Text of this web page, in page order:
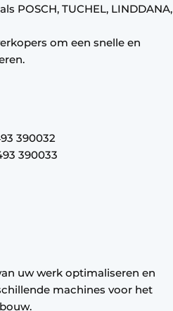
POSCH, TUCHEL, LINDDANA,
om een ​​snelle en
390032
390033
uw werk optimaliseren en
machines voor het